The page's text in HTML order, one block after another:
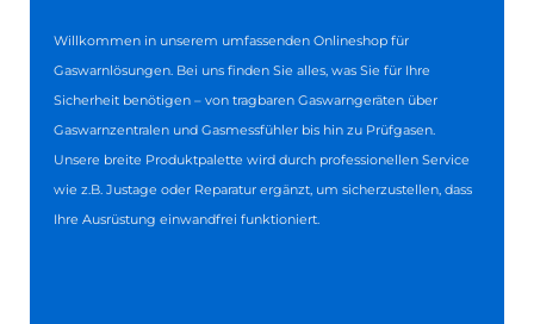
Willkommen in unserem umfassenden Onlineshop für
Gaswarnlösungen. Bei uns finden Sie alles, was Sie für Ihre
Sicherheit benötigen – von tragbaren Gaswarngeräten über
Gaswarnzentralen und Gasmessfühler bis hin zu Prüfgasen.
Unsere breite Produktpalette wird durch professionellen Service
wie z.B. Justage oder Reparatur ergänzt, um sicherzustellen, dass
Ihre Ausrüstung einwandfrei funktioniert.